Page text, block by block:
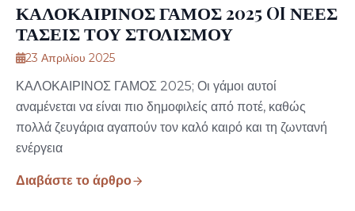
ΚΑΛΟΚΑΙΡΙΝΟΣ ΓΑΜΟΣ 2025 OI ΝΕΕΣ
ΤΑΣΕΙΣ ΤΟΥ ΣΤΟΛΙΣΜΟΥ
23 Απριλίου 2025
ΚΑΛΟΚΑΙΡΙΝΟΣ ΓΑΜΟΣ 2025; Οι γάμοι αυτοί
αναμένεται να είναι πιο δημοφιλείς από ποτέ, καθώς
πολλά ζευγάρια αγαπούν τον καλό καιρό και τη ζωντανή
ενέργεια
Διαβάστε το άρθρο